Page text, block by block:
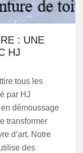
: UNE
HJ
tous les
par HJ
démoussage
transformer
d’art. Notre
des